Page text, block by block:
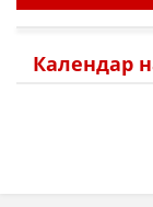
Календар